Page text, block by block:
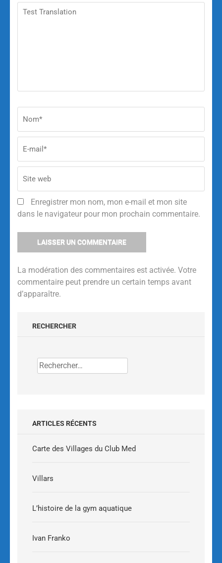
Enregistrer mon nom, mon e-mail et mon site
dans le navigateur pour mon prochain commentaire.
La modération des commentaires est activée. Votre
commentaire peut prendre un certain temps avant
d’apparaître.
RECHERCHER
ARTICLES RÉCENTS
Carte des Villages du Club Med
Villars
L’histoire de la gym aquatique
Ivan Franko